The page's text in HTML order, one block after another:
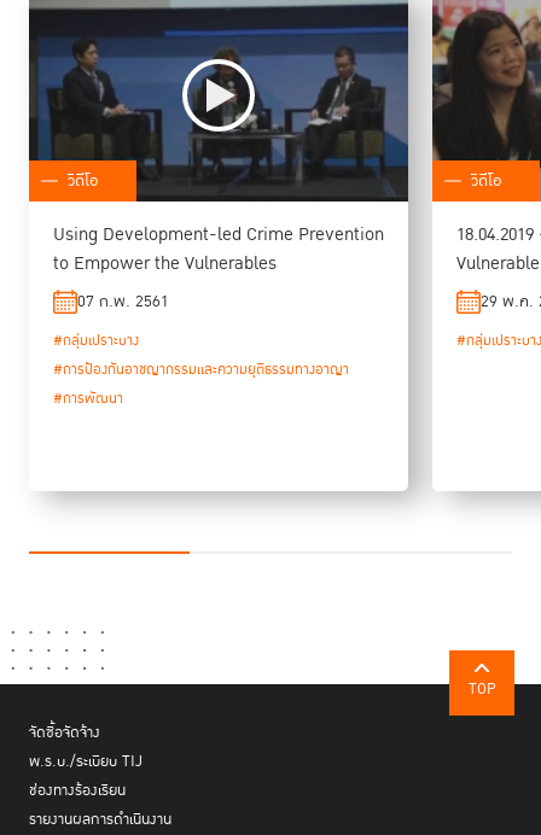
วิดีโอ
Using Development-led Crime Prevention
to Empower the Vulnerables
07 ก.พ. 2561
#กลุ่มเปราะบาง
#การป้องกันอาชญากรรมและความยุติธรรมทางอาญา
#การพัฒนา
วิดีโอ
29 พ.ค.
#กลุ่มเปราะบาง
TOP
จัดซื้อจัดจ้าง
พ.ร.บ./ระเบียบ TIJ
ช่องทางร้องเรียน
รายงานผลการดำเนินงาน